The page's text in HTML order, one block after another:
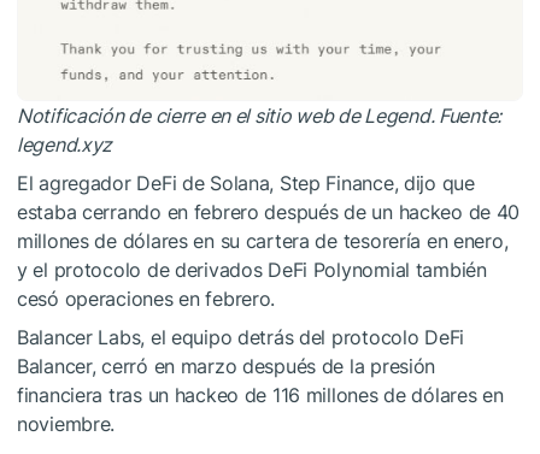
Notificación de cierre en el sitio web de Legend. Fuente:
legend.xyz
El agregador DeFi de Solana, Step Finance, dijo que
estaba cerrando en febrero después de un hackeo de 40
millones de dólares en su cartera de tesorería en enero,
y el protocolo de derivados DeFi Polynomial también
cesó operaciones en febrero.
Balancer Labs, el equipo detrás del protocolo DeFi
Balancer, cerró en marzo después de la presión
financiera tras un hackeo de 116 millones de dólares en
noviembre.